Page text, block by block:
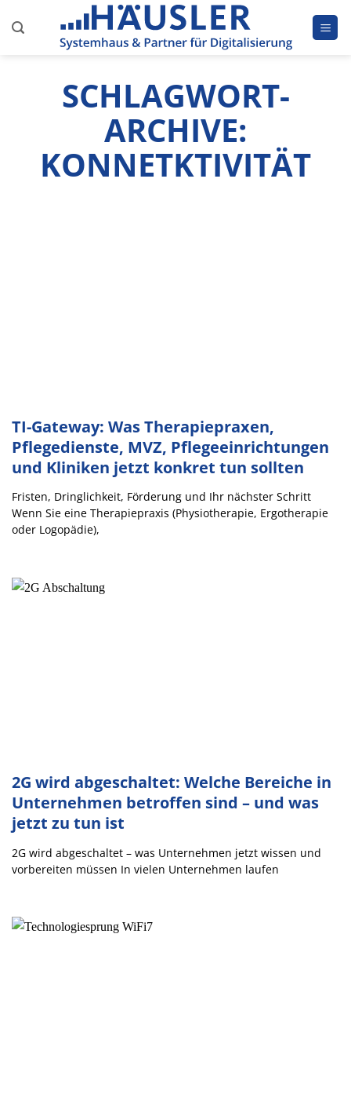
Inhalt
SCHLAGWORT-
ARCHIVE:
KONNETKTIVITÄT
TI-Gateway: Was Therapiepraxen,
Pflegedienste, MVZ, Pflegeeinrichtungen
und Kliniken jetzt konkret tun sollten
Fristen, Dringlichkeit, Förderung und Ihr nächster Schritt
Wenn Sie eine Therapiepraxis (Physiotherapie, Ergotherapie
oder Logopädie),
2G wird abgeschaltet: Welche Bereiche in
Unternehmen betroffen sind – und was
jetzt zu tun ist
2G wird abgeschaltet – was Unternehmen jetzt wissen und
vorbereiten müssen In vielen Unternehmen laufen